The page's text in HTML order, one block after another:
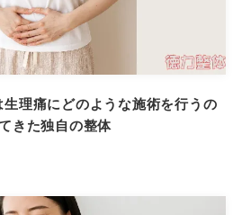
理痛にどのような施術を行うの
きた独自の整体